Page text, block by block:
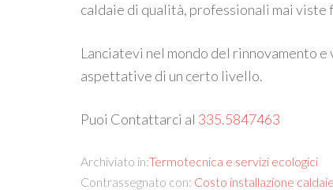
caldaie di qualità, professionali mai viste
Lanciatevi nel mondo del rinnovamento
aspettative di un certo livello.
Puoi Contattarci al 335.5847463
Archiviato in:Termotecnica e servizi ecologici
Contrassegnato con: Costo installazione